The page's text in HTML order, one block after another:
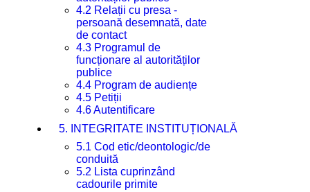
4.2 Relații cu presa -
persoană desemnată, date
de contact
4.3 Programul de
funcționare al autorităților
publice
4.4 Program de audiențe
4.5 Petiții
4.6 Autentificare
5. INTEGRITATE INSTITUȚIONALĂ
5.1 Cod etic/deontologic/de
conduită
5.2 Lista cuprinzând
cadourile primite